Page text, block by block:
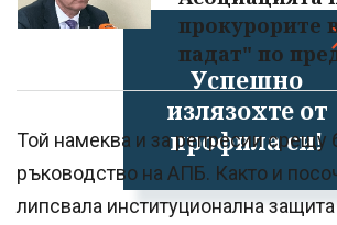
Успешно
излязохте от
профила си!
прокурорите
падат" по
Той намеква и за репресии срещу
ръководство на АПБ. Както и
липсвала институционална